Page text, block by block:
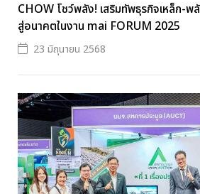
CHOW โชว์พลัง! เสริมทัพธุรกิจเหล็ก-
สู่อนาคตในงาน mai FORUM 2025
23 มิถุนายน 2568